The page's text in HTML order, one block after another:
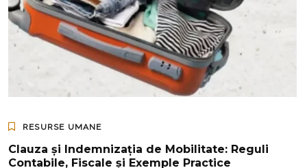
RESURSE UMANE
Clauza și Indemnizația de Mobilitate: Reguli
Contabile, Fiscale și Exemple Practice